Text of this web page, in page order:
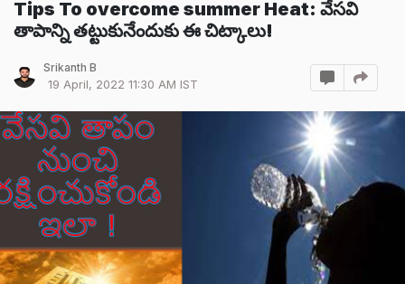
Tips To overcome summer Heat: వేసవి
తాపాన్ని తట్టుకునేందుకు ఈ చిట్కాలు!
Srikanth B
19 April, 2022 11:30 AM IST